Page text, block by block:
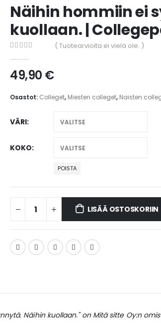
Näihin hommiin ei
kuollaan. |
( Tuotearvioita ei vielä ole. )
49,90 €
Osastot: Colleget, Miesten colleget, Naisten
VÄRI
KOKO
POISTA
LISÄÄ OSTOSKORIIN
Näihin kuollaan." on Mitä sitte Oy:n